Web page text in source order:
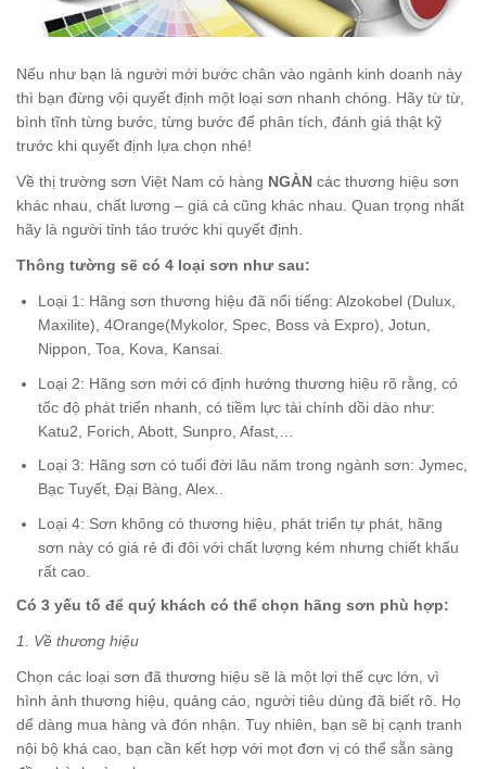
Nếu như bạn là người mới bước chân vào ngành kinh doanh này
thì bạn đừng vội quyết định một loại sơn nhanh chóng. Hãy từ từ,
bình tĩnh từng bước, từng bước để phân tích, đánh giá thật kỹ
trước khi quyết định lựa chọn nhé!
Về thị trường sơn Việt Nam có hàng NGÀN các thương hiệu sơn
khác nhau, chất lương – giá cả cũng khác nhau. Quan trọng nhất
hãy là người tỉnh táo trước khi quyết định.
Thông tường sẽ có 4 loại sơn như sau:
Loại 1: Hãng sơn thương hiệu đã nổi tiếng: Alzokobel (Dulux,
Maxilite), 4Orange(Mykolor, Spec, Boss và Expro), Jotun,
Nippon, Toa, Kova, Kansai.
Loại 2: Hãng sơn mới có định hướng thương hiệu rõ rằng, có
tốc độ phát triển nhanh, có tiềm lực tài chính dồi dào như:
Katu2, Forich, Abott, Sunpro, Afast,…
Loại 3: Hãng sơn có tuổi đời lâu năm trong ngành sơn: Jymec,
Bạc Tuyết, Đại Bàng, Alex..
Loại 4: Sơn không có thương hiệu, phát triển tự phát, hãng
sơn này có giá rẻ đi đôi với chất lượng kém nhưng chiết khấu
rất cao.
Có 3 yếu tố để quý khách có thể chọn hãng sơn phù hợp:
1. Về thương hiệu
Chọn các loại sơn đã thương hiệu sẽ là một lợi thế cực lớn, vì
hình ảnh thương hiệu, quảng cáo, người tiêu dùng đã biết rõ. Họ
dể dàng mua hàng và đón nhận. Tuy nhiên, bạn sẽ bị cạnh tranh
nội bộ khá cao, bạn cần kết hợp với mọt đơn vị có thể sẵn sàng